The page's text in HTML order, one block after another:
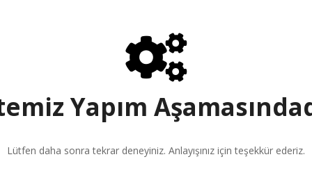
Yapım
Lütfen daha sonra tekrar deneyiniz. Anlayışınız için teşekkür ederiz.